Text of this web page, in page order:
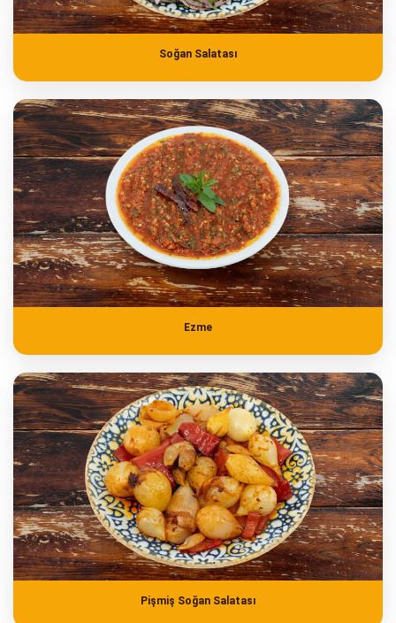
Soğan Salatası
Ezme
Pişmiş Soğan Salatası